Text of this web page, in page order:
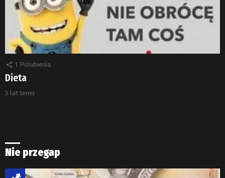
1 Polubienia
Dieta
5 lat temu
Nie przegap